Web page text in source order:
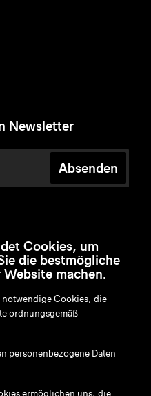
Newsletter
Absenden
Cookies, um
die bestmögliche
machen.
notwendige Cookies, die
ordnungsgemäß
personenbezogene Daten
ermöglichen uns, die